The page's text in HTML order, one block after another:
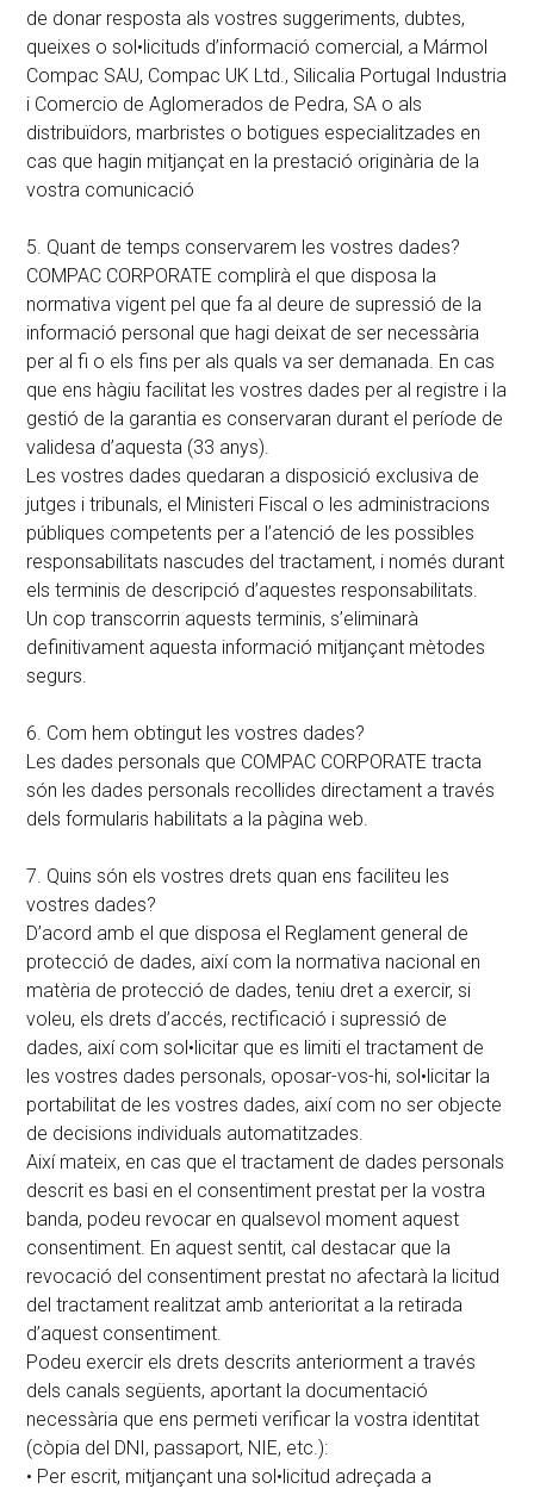
de donar resposta als vostres suggeriments, dubtes,
queixes o sol•licituds d’informació comercial, a Mármol
Compac SAU, Compac UK Ltd., Silicalia Portugal Industria
i Comercio de Aglomerados de Pedra, SA o als
distribuïdors, marbristes o botigues especialitzades en
cas que hagin mitjançat en la prestació originària de la
vostra comunicació
5. Quant de temps conservarem les vostres dades?
COMPAC CORPORATE complirà el que disposa la
normativa vigent pel que fa al deure de supressió de la
informació personal que hagi deixat de ser necessària
per al fi o els fins per als quals va ser demanada. En cas
que ens hàgiu facilitat les vostres dades per al registre i la
gestió de la garantia es conservaran durant el període de
validesa d’aquesta (33 anys).
Les vostres dades quedaran a disposició exclusiva de
jutges i tribunals, el Ministeri Fiscal o les administracions
públiques competents per a l’atenció de les possibles
responsabilitats nascudes del tractament, i només durant
els terminis de descripció d’aquestes responsabilitats.
Un cop transcorrin aquests terminis, s’eliminarà
definitivament aquesta informació mitjançant mètodes
segurs.
6. Com hem obtingut les vostres dades?
Les dades personals que COMPAC CORPORATE tracta
són les dades personals recollides directament a través
dels formularis habilitats a la pàgina web.
7. Quins són els vostres drets quan ens faciliteu les
vostres dades?
D’acord amb el que disposa el Reglament general de
protecció de dades, així com la normativa nacional en
matèria de protecció de dades, teniu dret a exercir, si
voleu, els drets d’accés, rectificació i supressió de
dades, així com sol•licitar que es limiti el tractament de
les vostres dades personals, oposar-vos-hi, sol•licitar la
portabilitat de les vostres dades, així com no ser objecte
de decisions individuals automatitzades.
Així mateix, en cas que el tractament de dades personals
descrit es basi en el consentiment prestat per la vostra
banda, podeu revocar en qualsevol moment aquest
consentiment. En aquest sentit, cal destacar que la
revocació del consentiment prestat no afectarà la licitud
del tractament realitzat amb anterioritat a la retirada
d’aquest consentiment.
Podeu exercir els drets descrits anteriorment a través
dels canals següents, aportant la documentació
necessària que ens permeti verificar la vostra identitat
(còpia del DNI, passaport, NIE, etc.):
• Per escrit, mitjançant una sol•licitud adreçada a